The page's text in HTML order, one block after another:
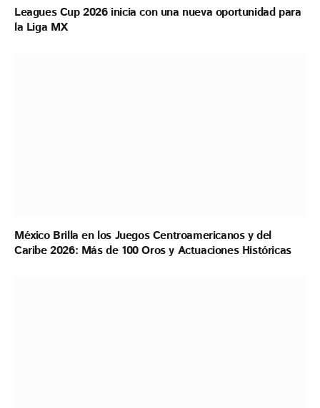
Leagues Cup 2026 inicia con una nueva oportunidad para
la Liga MX
México Brilla en los Juegos Centroamericanos y del
Caribe 2026: Más de 100 Oros y Actuaciones Históricas